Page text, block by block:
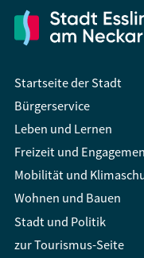
Startseite der Stadt
Bürgerservice
Leben und Lernen
Freizeit und
Mobilität und
Wohnen und Bauen
Stadt und Politik
zur Tourismus-Seite